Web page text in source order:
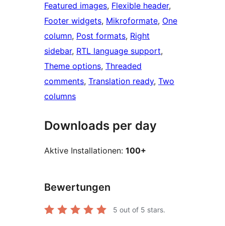
Featured images, Flexible header
Footer widgets, Mikroformate, One
column, Post formats, Right
sidebar, RTL language support
Theme options, Threaded
comments, Translation ready, Two
columns
Downloads per day
Aktive Installationen: 100+
Bewertungen
5 out of 5 stars.